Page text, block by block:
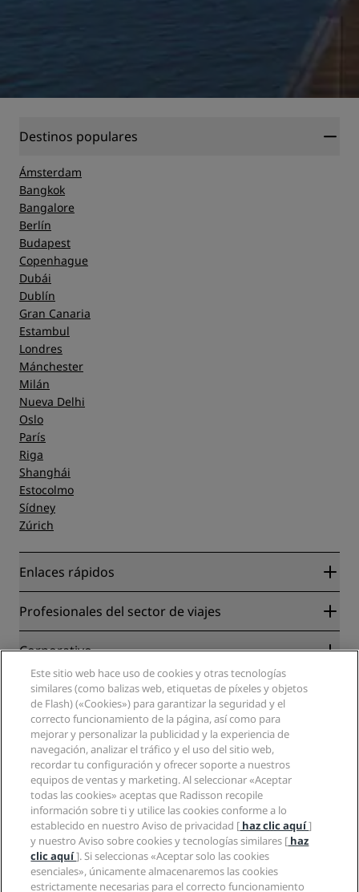
Destinos populares
Ámsterdam
Bangkok
Bangalore
Berlín
Budapest
Copenhague
Dubái
Dublín
Gran Canaria
Estambul
Londres
Mánchester
Milán
Nueva Delhi
Oslo
París
Riga
Shanghái
Estocolmo
Sídney
Zúrich
Enlaces rápidos
Radisson Rewards
Blog
Nuevos hoteles y próximas aperturas
Aplicación de Radisson Hotels
Hoteles Sports Approved
Hoteles ideales para familias
Salud y seguridad
Profesionales del sector de viajes
Colaboradores
Corporativo
Radisson Hotel Group
Medios
Empleos en RHG
Empleos en PPHE
Empleos en EHL
The Club by RHG
Oportunidades de desarrollo
Responsabilidad social corporativa
Compras
Información legal
Centro de privacidad
Aviso legal
Términos y condiciones de Radisson Rewards
Acuerdo de uso del sitio
Accesibilidad digital
Declaración sobre la esclavitud moderna
Ayuda
Avisos al consumidor
Contacto
Preguntas frecuentes
Mapa del sitio
Redes sociales
Marcas de Radisson Hotels
Este sitio web hace uso de cookies y otras tecnologías
similares (como balizas web, etiquetas de píxeles y objetos
de Flash) («Cookies») para garantizar la seguridad y el
correcto funcionamiento de la página, así como para
mejorar y personalizar la publicidad y la experiencia de
navegación, analizar el tráfico y el uso del sitio web,
recordar tu configuración y ofrecer soporte a nuestros
equipos de ventas y marketing. Al seleccionar «Aceptar
todas las cookies» aceptas que Radisson recopile
información sobre ti y utilice las cookies conforme a lo
establecido en nuestro Aviso de privacidad [ haz clic aquí]
y nuestro Aviso sobre cookies y tecnologías similares [ haz
clic aquí]. Si seleccionas «Aceptar solo las cookies
esenciales», únicamente almacenaremos las cookies
estrictamente necesarias para el correcto funcionamiento